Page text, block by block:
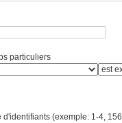
particuliers
d'identifiants (exemple: 1-4,